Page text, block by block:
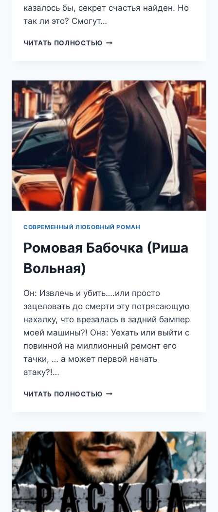
казалось бы, секрет счастья найден. Но
так ли это? Смогут…
ЧИТАТЬ ПОЛНОСТЬЮ НЕСОВПАДЕНИЯ.
КОЖЕ
(АНАСТАСИЯ
МАЛЫШЕВА)
СОВРЕМЕННЫЙ ЛЮБОВНЫЙ РОМАН
Ромовая Бабочка (Риша
Вольная)
Он: Извлечь и убить….или просто
зацеловать до смерти эту потрясающую
нахалку, что врезалась в задний бампер
моей машины?! Она: Уехать или выйти с
повинной на миллионный ремонт его
тачки, … а может первой начать
атаку?!…
ЧИТАТЬ ПОЛНОСТЬЮ РОМОВАЯ